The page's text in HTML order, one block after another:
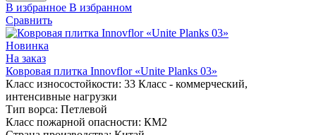
В избранное В избранном
Сравнить
Новинка
На заказ
Ковровая плитка Innovflor «Unite Planks 03»
Класс износостойкости: 33 Класс - коммерческий,
интенсивные нагрузки
Тип ворса: Петлевой
Класс пожарной опасности: КМ2